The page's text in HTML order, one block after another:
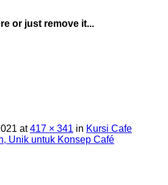
or just remove it...
at417 × 341 in Kursi Cafe
Unik untuk Konsep Café